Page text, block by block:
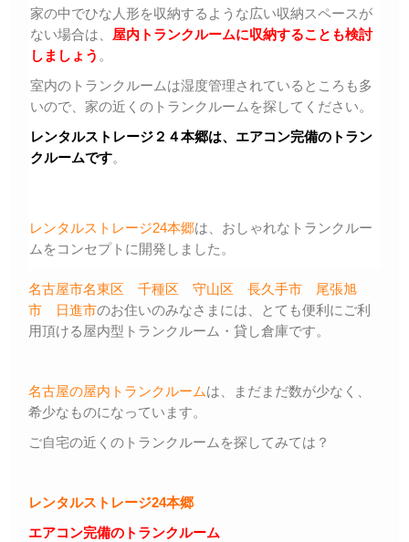
家の中でひな人形を収納するような広い収納スペースが
ない場合は、 屋内トランクルームに収納することも検討
しましょう 。
室内のトランクルームは湿度管理されているところも多
いので、家の近くのトランクルームを探してください。
レンタルストレージ２４本郷は、エアコン完備のトラン
クルームです。
レンタルストレージ24本郷は、おしゃれなトランクルー
ムをコンセプトに開発しました。
名古屋市名東区 千種区 守山区 長久手市
尾張旭
市
日進市のお住いのみなさまには、とても便利にご利
用頂ける屋内型トランクルーム・貸し倉庫です。
名古屋の屋内トランクルームは、まだまだ数が少なく、
希少なものになっています。
ご自宅の近くのトランクルームを探してみては？
レンタルストレージ24本郷
エアコン完備のトランクルーム